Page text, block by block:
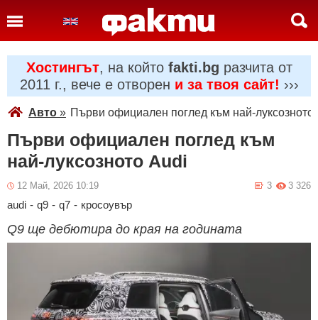
Хостингът, на който fakti.bg разчита от
2011 г., вече е отворен и за твоя сайт! ›››
Авто » Първи официален поглед към най-луксозното
Първи официален поглед към
най-луксозното Audi
12 Май, 2026 10:19 3 326
3
audi - q9 - q7 - кросоувър
Q9 ще дебютира до края на годината